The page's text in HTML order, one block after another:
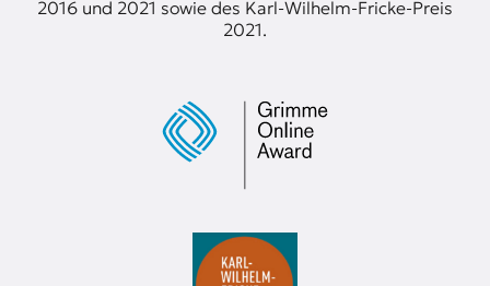
2016 und 2021 sowie des Karl-Wilhelm-Fricke-Preis
2021.